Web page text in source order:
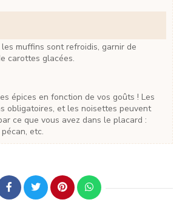
carottes glacées.
obligatoires, et les noisettes peuvent
ce que vous avez dans le placard :
etc.